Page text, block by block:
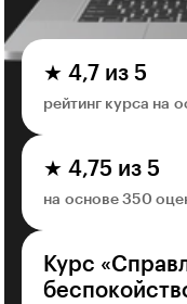
★ 4,7 из 5
рейтинг курса на
★ 4,75 из 5
на основе 350
Курс